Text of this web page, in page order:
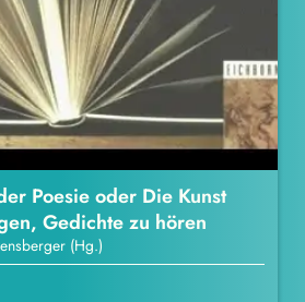
Poesie oder Die Kunst
Gedichte zu hören
(Hg.)